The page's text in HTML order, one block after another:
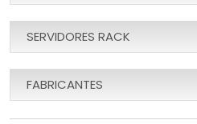
SERVIDORES RACK
FABRICANTES